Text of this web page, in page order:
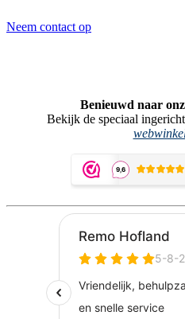
Neem contact op
Benieuwd naar
Bekijk de speciaal